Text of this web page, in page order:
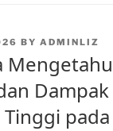
BY ADMINLIZ
Dampak